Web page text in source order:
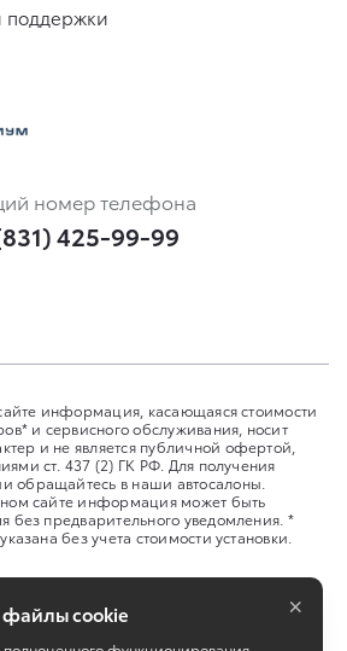
поддержки
номер телефона
425-99-99
информация, касающаяся стоимости
и сервисного обслуживания, носит
и не является публичной офертой,
ст. 437 (2) ГК РФ. Для получения
в наши автосалоны.
сайте информация может быть
без предварительного уведомления. *
без учета стоимости установки.
cookie ×